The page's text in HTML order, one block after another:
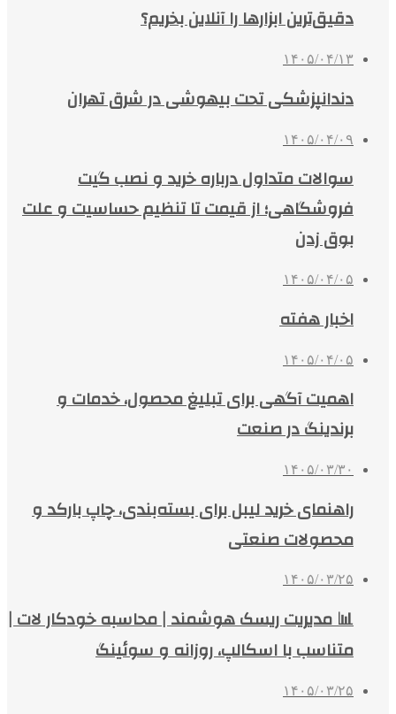
دقیق‌ترین ابزارها را آنلاین بخریم؟
۱۴۰۵/۰۴/۱۳
دندانپزشکی تحت بیهوشی در شرق تهران
۱۴۰۵/۰۴/۰۹
سوالات متداول درباره خرید و نصب گیت
فروشگاهی؛ از قیمت تا تنظیم حساسیت و علت
بوق زدن
۱۴۰۵/۰۴/۰۵
اخبار هفته
۱۴۰۵/۰۴/۰۵
اهمیت آگهی برای تبلیغ محصول، خدمات و
برندینگ در صنعت
۱۴۰۵/۰۳/۳۰
راهنمای خرید لیبل برای بسته‌بندی، چاپ بارکد و
محصولات صنعتی
۱۴۰۵/۰۳/۲۵
📊 مدیریت ریسک هوشمند | محاسبه خودکار لات |
متناسب با اسکالپ، روزانه و سوئینگ
۱۴۰۵/۰۳/۲۵